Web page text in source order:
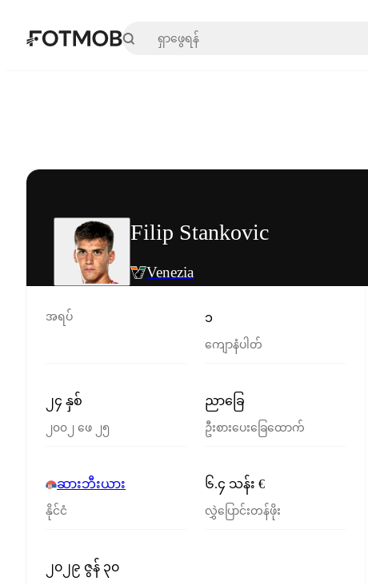
အဓိကအကြောင်းအရာသို့ ကျော်သွားရန်
Filip Stankovic
Venezia
အရပ် ၁
ကျောနံပါတ်
၂၄ နှစ်
၂၀၀၂ ဖေ ၂၅
ညာခြေ
ဦးစားပေးခြေထောက်
ဆားဘီးယား
နိုင်ငံ
၆.၄ သန်း €
လွှဲပြောင်းတန်ဖိုး
၂၀၂၉ ဇွန် ၃၀